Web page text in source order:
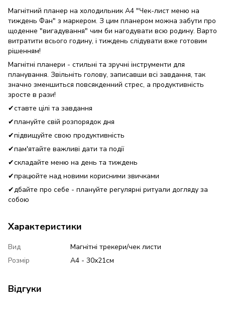
Магнітний планер на холодильник А4 "Чек-лист меню на
тиждень Фан" з маркером. З цим планером можна забути про
щоденне "вигадування" чим би нагодувати всю родину. Варто
витратити всього годину, і тиждень слідувати вже готовим
рішенням!
Магнітні планери - стильні та зручні інструменти для
планування. Звільніть голову, записавши всі завдання, так
значно зменшиться повсякденний стрес, а продуктивність
зросте в рази! ⠀
✔ставте цілі та завдання⠀
✔плануйте свій розпорядок дня⠀
✔підвищуйте свою продуктивність
✔пам'ятайте важливі дати та події ⠀
✔складайте меню на день та тиждень⠀
✔працюйте над новими корисними звичками ⠀
✔дбайте про себе - плануйте регулярні ритуали догляду за
собою
Характеристики
Вид
Магнітні трекери/чек листи
Розмір
А4 - 30х21см
Відгуки